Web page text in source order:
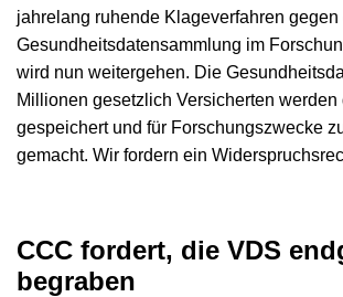
jahrelang ruhende Klageverfahren
Gesundheitsdatensammlung im
wird nun weitergehen. Die
Millionen gesetzlich Versicherten werden
gespeichert und für Forschungszwecke
gemacht. Wir fordern ein
CCC fordert, die VDS
begraben